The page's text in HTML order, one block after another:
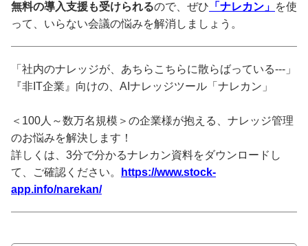
無料の導入支援も受けられるので、ぜひ 「ナレカン」 を使
って、いらない会議の悩みを解消しましょう。
「社内のナレッジが、あちらこちらに散らばっている---」
『非IT企業』向けの、AIナレッジツール「ナレカン」
＜100人～数万名規模＞の企業様が抱える、ナレッジ管理
のお悩みを解決します！
詳しくは、3分で分かるナレカン資料をダウンロードし
て、ご確認ください。
https://www.stock-
app.info/narekan/